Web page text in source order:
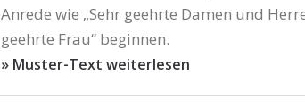
Anrede wie „Sehr geehrte Damen und
geehrte Frau“ beginnen.
» Muster-Text weiterlesen